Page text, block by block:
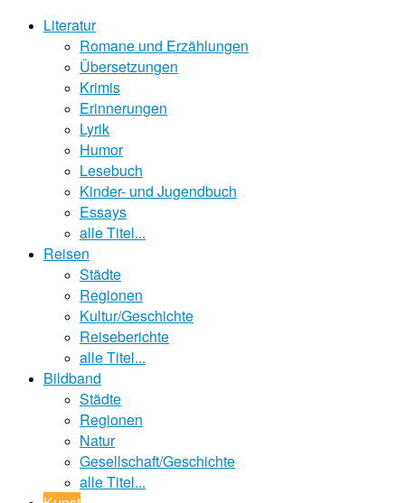
Literatur
Romane und Erzählungen
Übersetzungen
Krimis
Erinnerungen
Lyrik
Humor
Lesebuch
Kinder- und Jugendbuch
Essays
alle Titel...
Reisen
Städte
Regionen
Kultur/Geschichte
Reiseberichte
alle Titel...
Bildband
Städte
Regionen
Natur
Gesellschaft/Geschichte
alle Titel...